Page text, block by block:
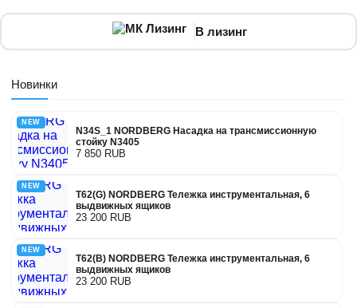
В лизинг
Новинки
NEW
N34S_1 NORDBERG Насадка на трансмиссионную
стойку N3405
7 850 RUB
NEW
T62(G) NORDBERG Тележка инструментальная, 6
выдвижных ящиков
23 200 RUB
NEW
T62(B) NORDBERG Тележка инструментальная, 6
выдвижных ящиков
23 200 RUB